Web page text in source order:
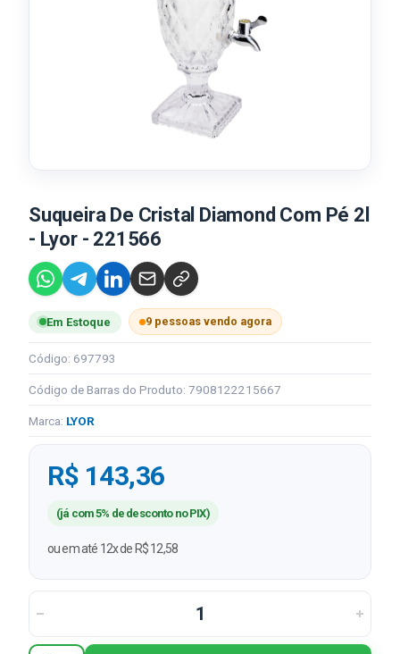
Suqueira De Cristal Diamond Com Pé 2l
- Lyor - 221566
Em Estoque 9 pessoas vendo agora
Código: 697793
Código de Barras do Produto: 7908122215667
Marca: LYOR
R$ 143,36
(já com 5% de desconto no PIX)
ou em até 12x de R$ 12,58